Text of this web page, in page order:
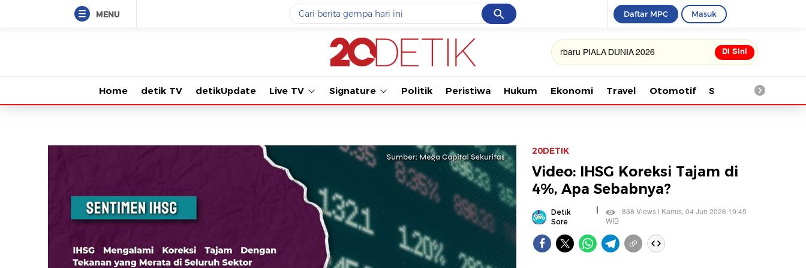
MENU Cancel
Yang sedang ramai dicari
data live draw sgp
#3prabowo
#5gempa hari ini
Promoted
Terakhir yang dicari
Daftar MPC Masuk
Tonton kabar terbaru PIALA DUNIA 2026 Di Sini
Home detik TV detikUpdate Live TV Signature Politik Peristiwa Hukum Ekonomi Travel Otomotif Saintek
20DETIK
Video: IHSG Koreksi Tajam di
4%, Apa Sebabnya?
Detik
Sore
|
838 Views | Kamis, 04 Jun 2026 19:45
WIB